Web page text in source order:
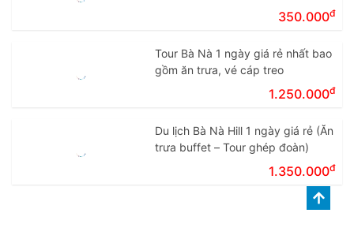
350.000đ
Tour Bà Nà 1 ngày giá rẻ nhất bao
gồm ăn trưa, vé cáp treo
1.250.000đ
Du lịch Bà Nà Hill 1 ngày giá rẻ (Ăn
trưa buffet – Tour ghép đoàn)
1.350.000đ